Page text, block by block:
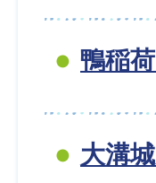
鴨稲
大溝